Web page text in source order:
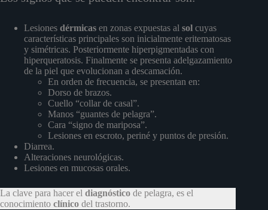
Lesiones dérmicas en zonas expuestas al sol cuyas
características principales son inicialmente eritematosas
y simétricas. Posteriormente hiperpigmentadas con
hiperqueratosis. Finalmente se presenta adelgazamiento
de la piel que evolucionan a descamación.
En orden de frecuencia, se presentan en:
Dorso de brazos.
Cuello “collar de casal”.
Manos “guantes de pelagra”.
Cara “signo de mariposa”.
Lesiones en escroto, periné y puntos de presión.
Diarrea.
Alteraciones neurológicas.
Lesiones en mucosas orales.
La clave para hacer el diagnóstico de pelagra, es el
conocimiento clínico del trastorno.